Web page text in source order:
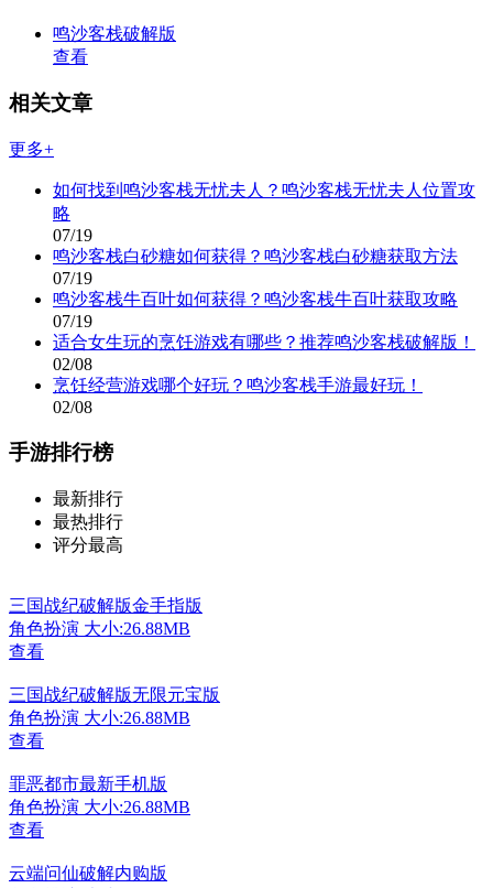
鸣沙客栈破解版
查看
相关文章
更多+
如何找到鸣沙客栈无忧夫人？鸣沙客栈无忧夫人位置攻
略
07/19
鸣沙客栈白砂糖如何获得？鸣沙客栈白砂糖获取方法
07/19
鸣沙客栈牛百叶如何获得？鸣沙客栈牛百叶获取攻略
07/19
适合女生玩的烹饪游戏有哪些？推荐鸣沙客栈破解版！
02/08
烹饪经营游戏哪个好玩？鸣沙客栈手游最好玩！
02/08
手游排行榜
最新排行
最热排行
评分最高
三国战纪破解版金手指版
角色扮演 大小:26.88MB
查看
三国战纪破解版无限元宝版
角色扮演 大小:26.88MB
查看
罪恶都市最新手机版
角色扮演 大小:26.88MB
查看
云端问仙破解内购版